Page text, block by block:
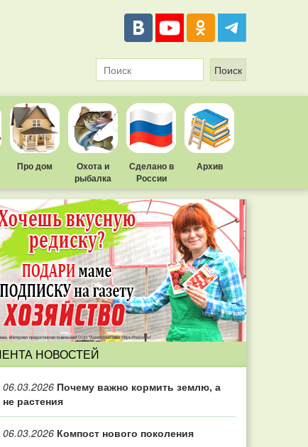
Про дом
Охота и
рыбалка
Сделано в
России
Архив
НОВОСТЕЙ
06.03.2026 Почему важно кормить землю, а
не растения
06.03.2026 Компост нового поколения